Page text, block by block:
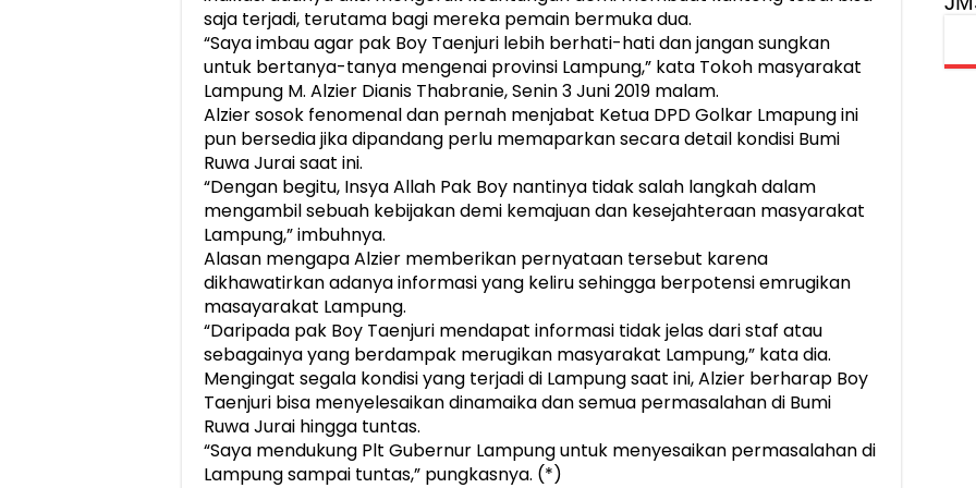
saja terjadi, terutama bagi mereka pemain bermuka dua.
“Saya imbau agar pak Boy Taenjuri lebih berhati-hati dan jangan sungkan
untuk bertanya-tanya mengenai provinsi Lampung,” kata Tokoh masyarakat
Lampung M. Alzier Dianis Thabranie, Senin 3 Juni 2019 malam.
Alzier sosok fenomenal dan pernah menjabat Ketua DPD Golkar Lmapung ini
pun bersedia jika dipandang perlu memaparkan secara detail kondisi Bumi
Ruwa Jurai saat ini.
“Dengan begitu, Insya Allah Pak Boy nantinya tidak salah langkah dalam
mengambil sebuah kebijakan demi kemajuan dan kesejahteraan masyarakat
Lampung,” imbuhnya.
Alasan mengapa Alzier memberikan pernyataan tersebut karena
dikhawatirkan adanya informasi yang keliru sehingga berpotensi emrugikan
masayarakat Lampung.
“Daripada pak Boy Taenjuri mendapat informasi tidak jelas dari staf atau
sebagainya yang berdampak merugikan masyarakat Lampung,” kata dia.
Mengingat segala kondisi yang terjadi di Lampung saat ini, Alzier berharap Boy
Taenjuri bisa menyelesaikan dinamaika dan semua permasalahan di Bumi
Ruwa Jurai hingga tuntas.
“Saya mendukung Plt Gubernur Lampung untuk menyesaikan permasalahan di
Lampung sampai tuntas,” pungkasnya. (*)